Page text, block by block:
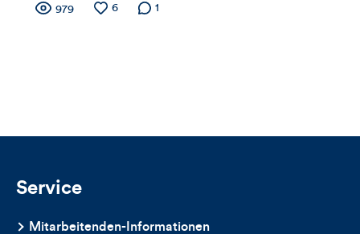
Zähler
Kommentare
dieses
Anzahl
979
Anzahl
6
Anzahl der
1
Service
Mitarbeitenden-Informationen